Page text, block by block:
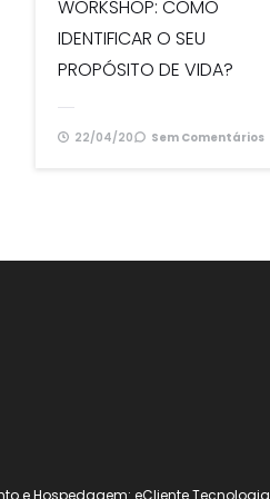
WORKSHOP: COMO
IDENTIFICAR O SEU
PROPÓSITO DE VIDA?
22/04/20 Sem Comentários
e Hospedagem: eCliente Tecnologia.